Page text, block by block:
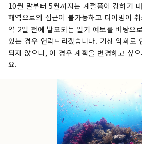
10월 말부터 5월까지는 계절풍이 강하기
해역으로의 접근이 불가능하고 다이빙이
약 2일 전에 발표되는 일기 예보를 바탕으
있는 경우 연락드리겠습니다. 기상 악화로
되지 않으니, 이 경우 계획을 변경하고 싶
요.